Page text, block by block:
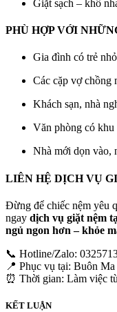
Giặt sạch – khô
PHÙ HỢP VỚI
Gia đình có trẻ
Các cặp vợ chồng
Khách sạn, nhà
Văn phòng có
Nhà mới dọn vào,
LIÊN HỆ DỊCH VỤ
Đừng để chiếc nệm yêu
ngay dịch vụ giặt nệm
ngủ ngon hơn – khỏe
📞 Hotline/Zalo:
📍 Phục vụ tại: Buôn
⏰ Thời gian: Làm việc
KẾT LUẬN